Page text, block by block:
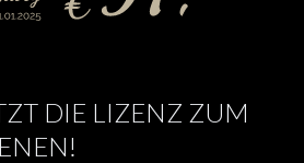
DIE LIZENZ ZUM